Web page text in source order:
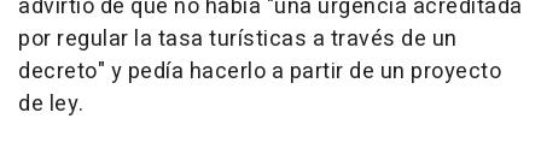
advirtió de que no había "una urgencia acreditada
por regular la tasa turísticas a través de un
decreto" y pedía hacerlo a partir de un proyecto
de ley.